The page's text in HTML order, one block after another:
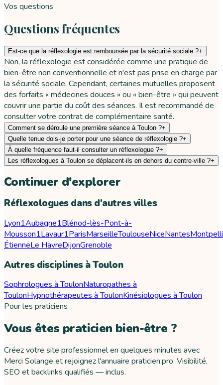
Vos questions
Questions fréquentes
Est-ce que la réflexologie est remboursée par la sécurité sociale ?+
Non, la réflexologie est considérée comme une pratique de
bien-être non conventionnelle et n'est pas prise en charge par
la sécurité sociale. Cependant, certaines mutuelles proposent
des forfaits « médecines douces » ou « bien-être » qui peuvent
couvrir une partie du coût des séances. Il est recommandé de
consulter votre contrat de complémentaire santé.
Comment se déroule une première séance à Toulon ?+
Quelle tenue dois-je porter pour une séance de réflexologie ?+
À quelle fréquence faut-il consulter un réflexologue ?+
Les réflexologues à Toulon se déplacent-ils en dehors du centre-ville ?+
Continuer d'explorer
Réflexologues dans d'autres villes
Lyon1Aubagne1Blénod-lès-Pont-à-
Mousson1Lavaur1ParisMarseilleToulouseNiceNantes
ÉtienneLe HavreDijonGrenoble
Autres disciplines à Toulon
Sophrologues à ToulonNaturopathes à
ToulonHypnothérapeutes à ToulonKinésiologues à Toulon
Pour les praticiens
Vous êtes praticien bien-être ?
Créez votre site professionnel en quelques minutes avec
Merci Solange et rejoignez l'annuaire praticien.pro. Visibilité,
SEO et backlinks qualifiés — inclus.